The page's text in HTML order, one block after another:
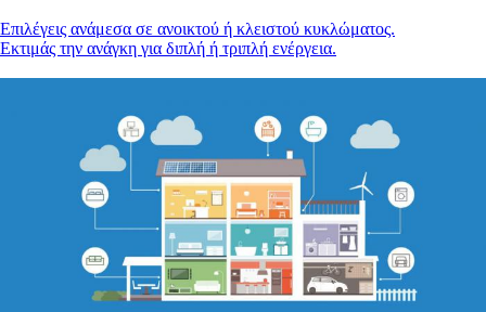
Επιλέγεις ανάμεσα σε ανοικτού ή κλειστού κυκλώματος.
Εκτιμάς την ανάγκη για διπλή ή τριπλή ενέργεια.